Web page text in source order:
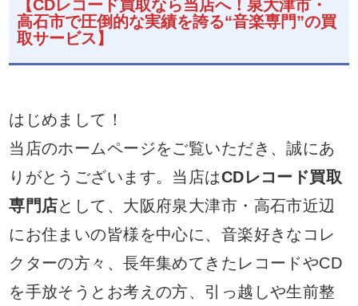
【CDレコード買取なら当店へ！泉大津市・
高石市で圧倒的な実績を誇る“音楽専門”の買
取サービス】
はじめまして！
当店のホームページをご覧いただき、誠にあ
りがとうございます。当店はCDレコード買取
専門店として、大阪府泉大津市・高石市近辺
にお住まいの皆様を中心に、音楽好きなコレ
クターの方々、長年集めてきたレコードやCD
を手放そうとお考えの方、引っ越しや生前整